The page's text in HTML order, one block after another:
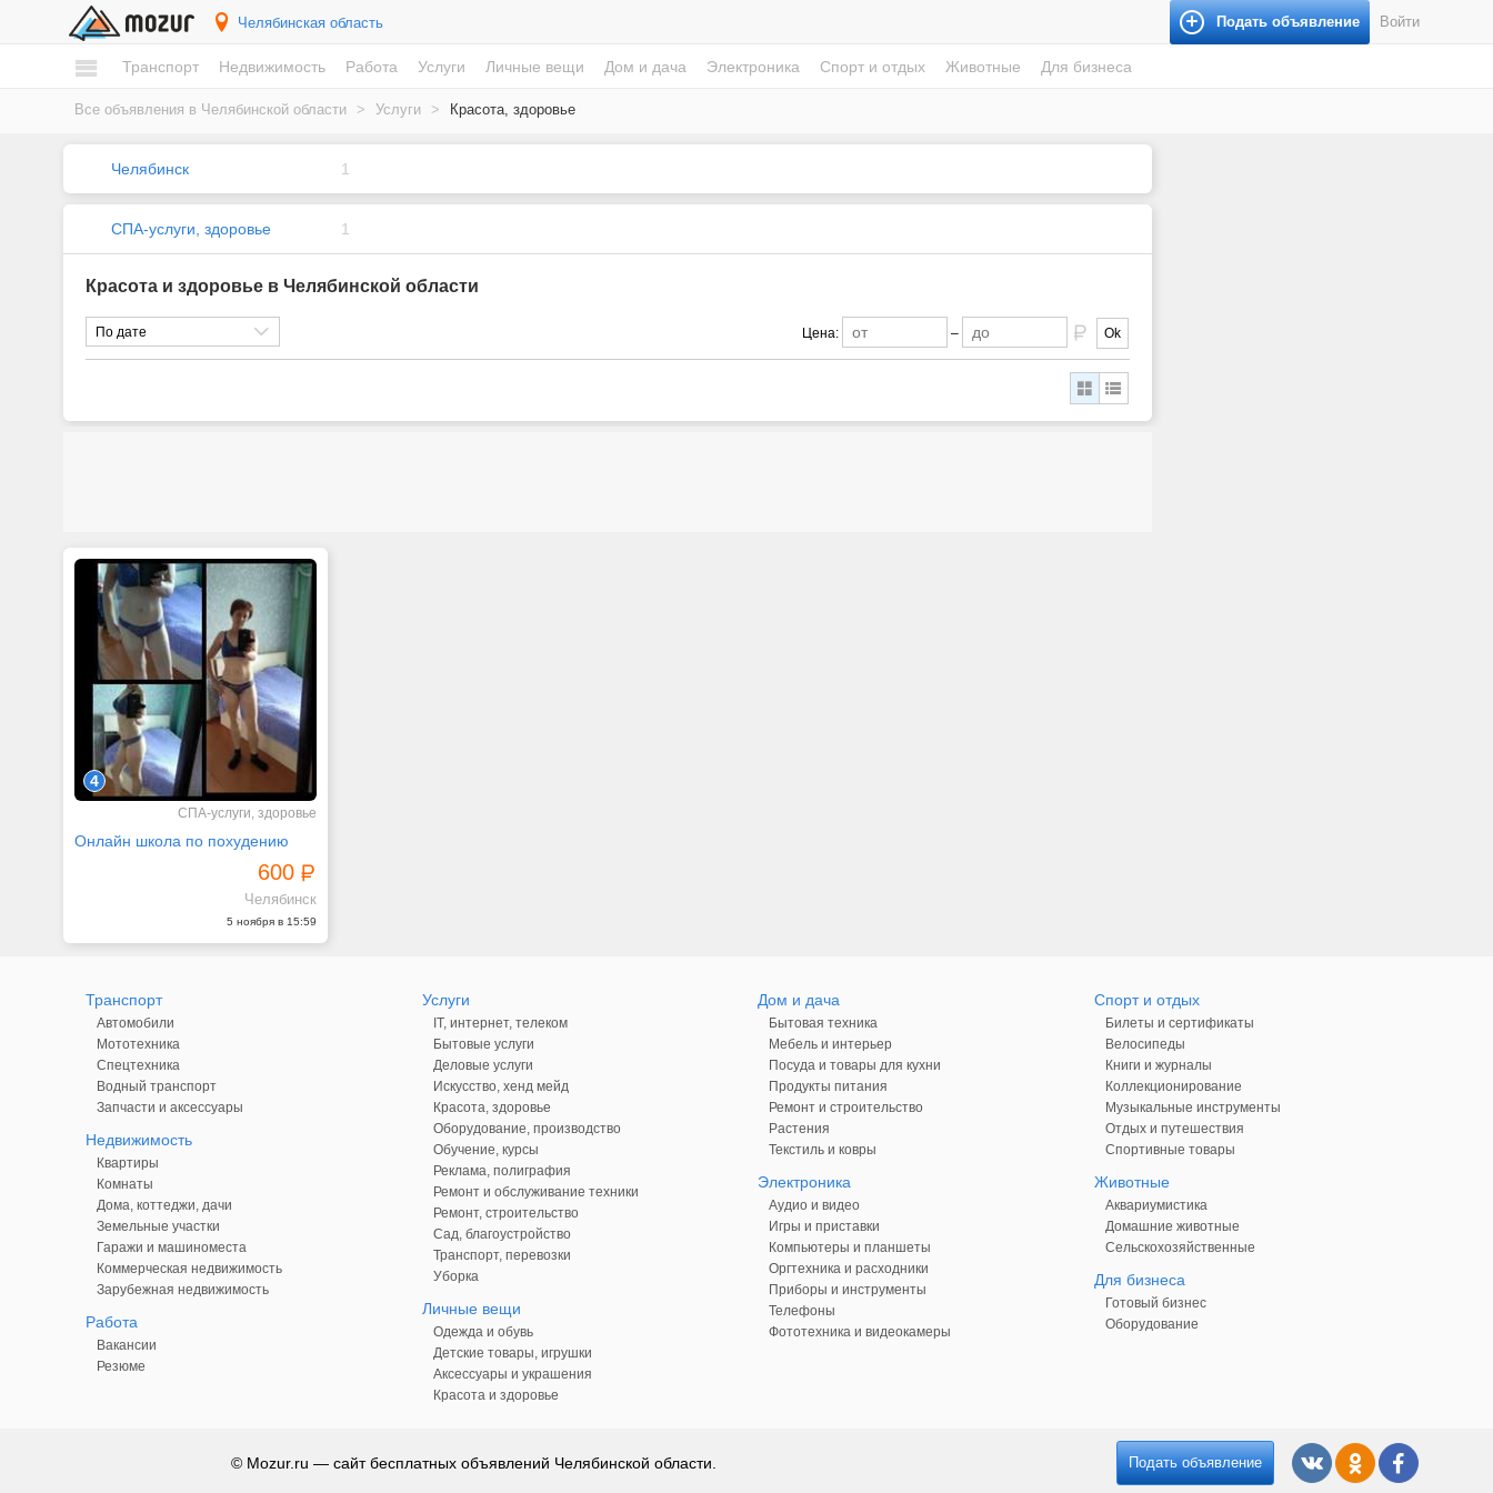
Челябинская область Подать объявление Войти
Транспорт Недвижимость Работа Услуги Личные вещи Дом и дача Электроника Спорт и отдых Животные Для бизнеса
Все объявления в Челябинской области > Услуги > Красота, здоровье
Челябинск 1
СПА-услуги, здоровье 1
Красота и здоровье в Челябинской области
По дате Цена: – Ok
4
СПА-услуги, здоровье
Онлайн школа по похудению
600
Челябинск
5 ноября в 15:59
Транспорт
Автомобили
Мототехника
Спецтехника
Водный транспорт
Запчасти и аксессуары
Недвижимость
Квартиры
Комнаты
Дома, коттеджи, дачи
Земельные участки
Гаражи и машиноместа
Коммерческая недвижимость
Зарубежная недвижимость
Работа
Вакансии
Резюме
Услуги
IT, интернет, телеком
Бытовые услуги
Деловые услуги
Искусство, хенд мейд
Красота, здоровье
Оборудование, производство
Обучение, курсы
Реклама, полиграфия
Ремонт и обслуживание техники
Ремонт, строительство
Сад, благоустройство
Транспорт, перевозки
Уборка
Личные вещи
Одежда и обувь
Детские товары, игрушки
Аксессуары и украшения
Красота и здоровье
Дом и дача
Бытовая техника
Мебель и интерьер
Посуда и товары для кухни
Продукты питания
Ремонт и строительство
Растения
Текстиль и ковры
Электроника
Аудио и видео
Игры и приставки
Компьютеры и планшеты
Оргтехника и расходники
Приборы и инструменты
Телефоны
Фототехника и видеокамеры
Спорт и отдых
Билеты и сертификаты
Велосипеды
Книги и журналы
Коллекционирование
Музыкальные инструменты
Отдых и путешествия
Спортивные товары
Животные
Аквариумистика
Домашние животные
Сельскохозяйственные
Для бизнеса
Готовый бизнес
Оборудование
© Mozur.ru — сайт бесплатных объявлений Челябинской области. Подать объявление